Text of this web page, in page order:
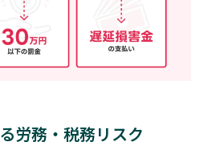
労務・税務リスク